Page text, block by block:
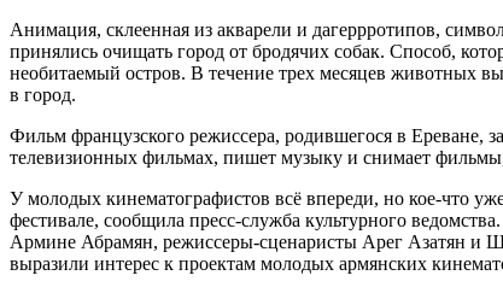
Анимация, склеенная из акварели и дагеррротипов,
принялись очищать город от бродячих собак. Способ,
необитаемый остров. В течение трех месяцев животных
в город.
Фильм французского режиссера, родившегося в Ереване,
телевизионных фильмах, пишет музыку и снимает фильмы,
У молодых кинематографистов всё впереди, но кое-что
фестивале, сообщила пресс-служба культурного
Армине Абрамян, режиссеры-сценаристы Арег Азатян и
выразили интерес к проектам молодых армянских